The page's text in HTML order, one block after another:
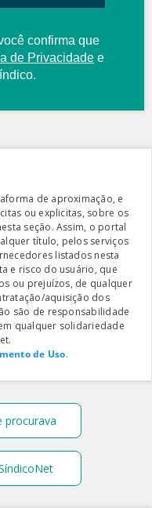
confirma que
de Privacidade e
de aproximação, e
ou explicitas, sobre os
seção. Assim, o portal
título, pelos serviços
listados nesta
e risco do usuário, que
ou prejuízos, de qualquer
aquisição dos
são de responsabilidade
qualquer solidariedade
de Uso.
procurava